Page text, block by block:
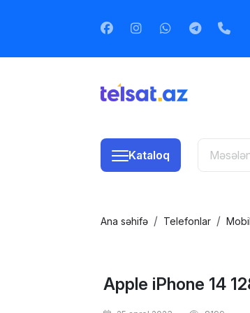
Kataloq
Ana səhifə Telefonlar
Apple iPhone 14